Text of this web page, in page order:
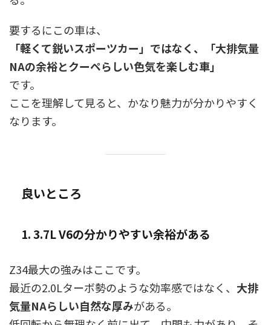
要するにこの車は、
「軽くて鋭いスポーツカー」ではなく、「大排気量
NAの余裕とクーペらしい色気を楽しむ車」
です。
ここを理解して見ると、かなり魅力が分かりやすく
なります。
良いところ
1. 3.7L V6の分かりやすい余裕がある
Z34最大の強みはここです。
最近の2.0Lターボ勢のような効率感ではなく、 大排
気量NAらしい自然な厚みがある。